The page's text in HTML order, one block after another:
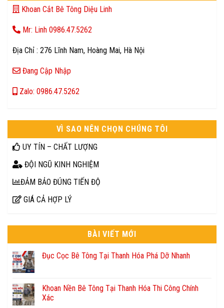
Khoan Cắt Bê Tông Diệu Linh
Mr: Linh 0986.47.5262
Địa Chỉ : 276 Lĩnh Nam, Hoàng Mai, Hà Nội
Đang Cập Nhập
Zalo: 0986.47.5262
VÌ SAO NÊN CHỌN CHÚNG TÔI
UY TÍN – CHẤT LƯỢNG
ĐỘI NGŨ KINH NGHIỆM
ĐẢM BẢO ĐÚNG TIẾN ĐỘ
GIÁ CẢ HỢP LÝ
BÀI VIẾT MỚI
Đục Cọc Bê Tông Tại Thanh Hóa Phá Dỡ Nhanh
Khoan Nền Bê Tông Tại Thanh Hóa Thi Công Chính
Xác